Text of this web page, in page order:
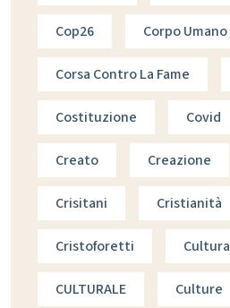
Cop26 Corpo Umano
Corsa Contro La Fame
Costituzione Covid
Creato Creazione
Crisitani Cristianità
Cristoforetti Cultura
CULTURALE Culture